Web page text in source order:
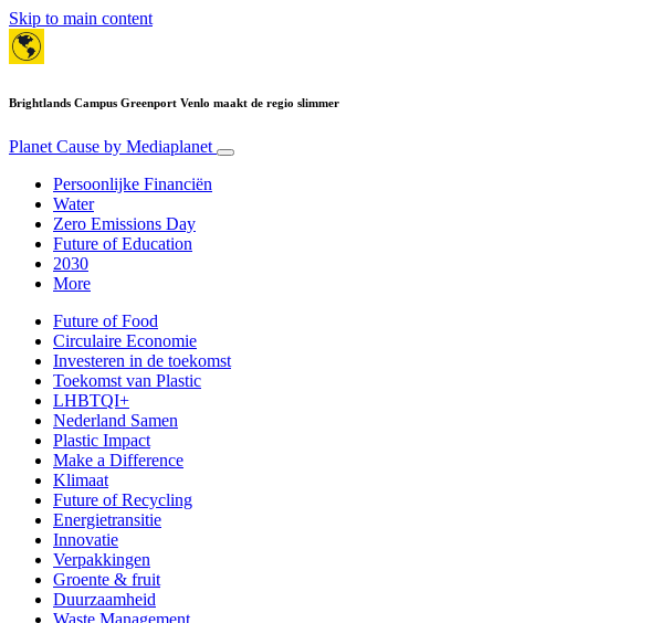
Skip to main content
Brightlands Campus Greenport Venlo maakt de regio slimmer
Planet Cause by Mediaplanet
Persoonlijke Financiën
Water
Zero Emissions Day
Future of Education
2030
More
Future of Food
Circulaire Economie
Investeren in de toekomst
Toekomst van Plastic
LHBTQI+
Nederland Samen
Plastic Impact
Make a Difference
Klimaat
Future of Recycling
Energietransitie
Innovatie
Verpakkingen
Groente & fruit
Duurzaamheid
Waste Management